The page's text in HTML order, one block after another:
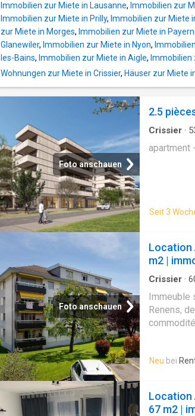
Immobilien zur Miete in Lausanne, Immobilien zur
Immobilien zur Miete in Prilly, Immobilien zur Miete
zur Miete in Morges, Immobilien zur Miete in
Glanewiler, Immobilien zur Miete in Nyon,
les-Bains, Immobilien zur Miete in Aigle, Immobilien
Wohnungen zur Miete in Crissier, Häuser zur Miete
Foto anschauen
2.5
Crissier ·
apartment
Seit 3
Foto anschauen
Location
m2 |
Crissier ·
Immeuble
Renens,
Ecole(s)
Cuisin
Neu bei
Location
67 m2 |